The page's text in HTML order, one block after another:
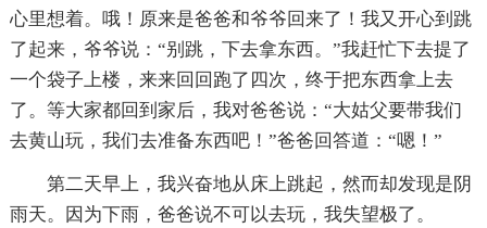
心里想着。哦！原来是爸爸和爷爷回来了！我又开心到跳
了起来，爷爷说：“别跳，下去拿东西。”我赶忙下去提了
一个袋子上楼，来来回回跑了四次，终于把东西拿上去
了。等大家都回到家后，我对爸爸说：“大姑父要带我们
去黄山玩，我们去准备东西吧！”爸爸回答道：“嗯！”
第二天早上，我兴奋地从床上跳起，然而却发现是阴
雨天。因为下雨，爸爸说不可以去玩，我失望极了。